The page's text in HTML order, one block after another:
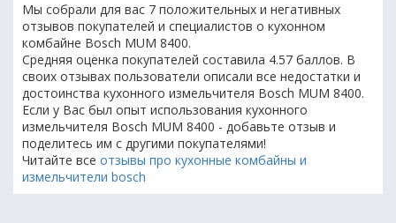
Мы собрали для вас 7 положительных и негативных
отзывов покупателей и специалистов о кухонном
комбайне Bosch MUM 8400.
Средняя оценка покупателей составила 4.57 баллов. В
своих отзывах пользователи описали все недостатки и
достоинства кухонного измельчителя Bosch MUM 8400.
Если у Вас был опыт использования кухонного
измельчителя Bosch MUM 8400 - добавьте отзыв и
поделитесь им с другими покупателями!
Читайте все отзывы про кухонные комбайны и
измельчители bosch